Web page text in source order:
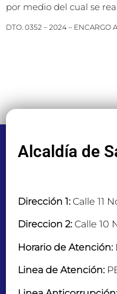
por medio del cual se
DTO. 0352 – 2024 – ENCARGO
Alcaldía de
Dirección 1: Calle 11
Direccion 2: Calle 10
Horario de Atención:
Linea de Atención: